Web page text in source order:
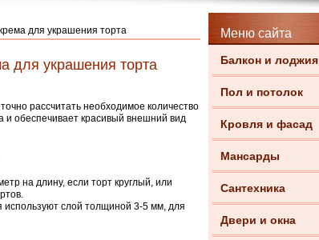
Меню сайта
Балкон и лоджия
Пол и потолок
Кровля и фасад
Мансарды
Сантехника
Двери и окна
для украшения торта
для украшения торта
рассчитать необходимое количество
и обеспечивает красивый внешний вид
на длину, если торт круглый, или
используют слой толщиной 3-5 мм, для